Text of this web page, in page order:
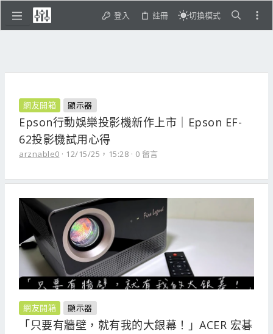
登入 註冊 切換模式
網友開箱 顯示器
Epson行動娛樂投影機新作上市｜Epson EF-
62投影機試用心得
arznable0 12/15/25，15:28 0 留言
網友開箱 顯示器
「只要有牆壁，就有我的大銀幕！」ACER 宏碁